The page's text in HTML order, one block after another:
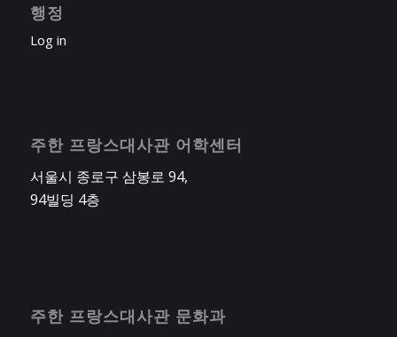
행정
Log in
주한 프랑스대사관 어학센터
서울시 종로구 삼봉로 94,
94빌딩 4층
주한 프랑스대사관 문화과